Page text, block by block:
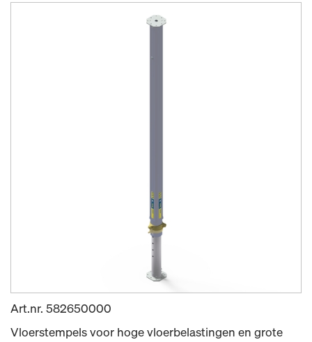
Art.nr. 582650000
Vloerstempels voor hoge vloerbelastingen en grote